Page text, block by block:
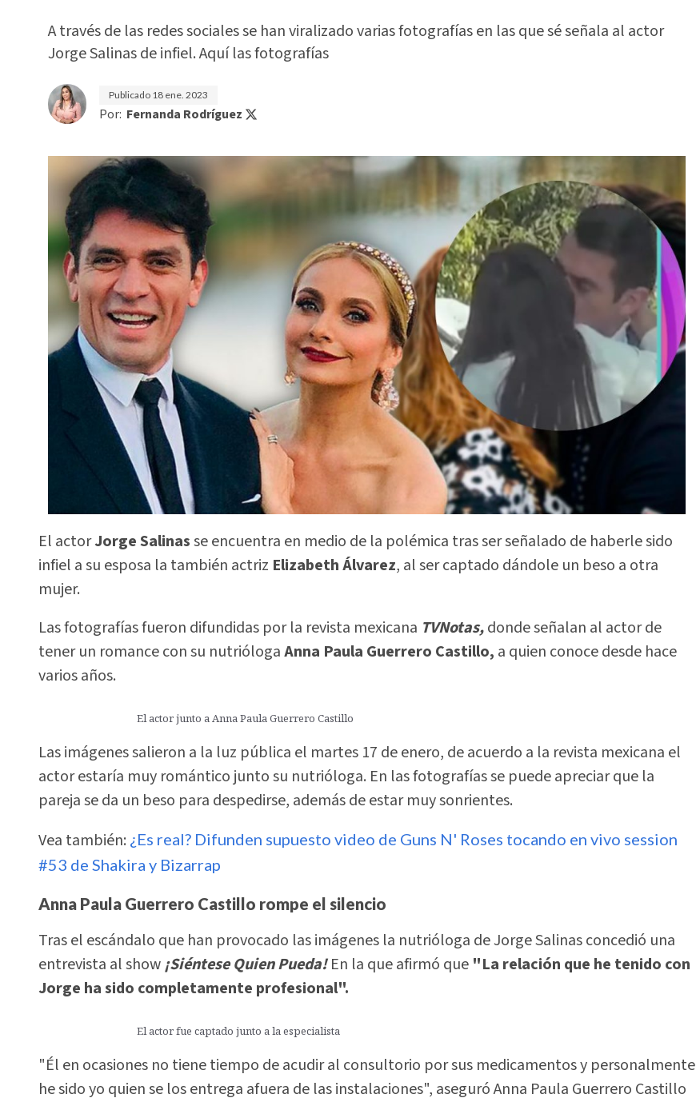
A través de las redes sociales se han viralizado varias fotografías en las que sé señala al actor
Jorge Salinas de infiel. Aquí las fotografías
Publicado 18 ene. 2023
Por: Fernanda Rodríguez
El actorJorge Salinasse encuentra en medio de la polémica tras ser señalado de haberle sido
infiel a su esposa la también actriz Elizabeth Álvarez, al ser captado dándole un beso a otra
mujer.
Las fotografías fueron difundidas por la revista mexicana TVNotas,donde señalan al actor de
tener un romance con su nutriólogaAnna Paula Guerrero Castillo, a quien conoce desde hace
varios años.
El actor junto a Anna Paula Guerrero Castillo
Las imágenes salieron a la luz pública el martes 17 de enero, de acuerdo a la revista mexicana el
actor estaría muy romántico junto su nutrióloga. En las fotografías se puede apreciar que la
pareja se da un beso para despedirse, además de estar muy sonrientes.
Vea también: ¿Es real? Difunden supuesto video de Guns N' Roses tocando en vivo session
#53 de Shakira y Bizarrap
Anna Paula Guerrero Castillo rompe el silencio
Tras el escándalo que han provocado las imágenes la nutrióloga de Jorge Salinas concedió una
entrevista al show¡Siéntese Quien Pueda!En la que afirmó que "La relación que he tenido con
Jorge ha sido completamente profesional".
El actor fue captado junto a la especialista
"Él en ocasiones no tiene tiempo de acudir al consultorio por sus medicamentos y personalmente
he sido yo quien se los entrega afuera de las instalaciones", aseguró Anna Paula Guerrero Castillo